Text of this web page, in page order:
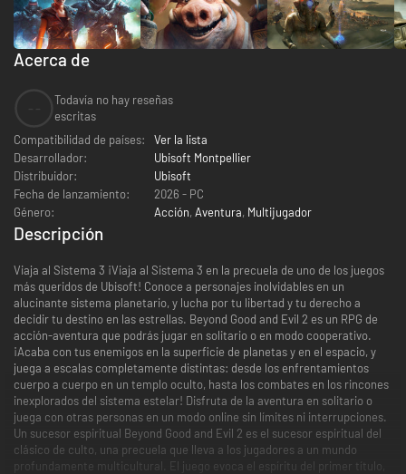
Acerca de
Todavía no hay reseñas
escritas
Compatibilidad de países:
Ver la lista
Desarrollador:
Ubisoft Montpellier
Distribuidor:
Ubisoft
Fecha de lanzamiento:
2026 - PC
Género:
Acción, Aventura, Multijugador
Descripción
Viaja al Sistema 3 ¡Viaja al Sistema 3 en la precuela de uno de los juegos
más queridos de Ubisoft! Conoce a personajes inolvidables en un
alucinante sistema planetario, y lucha por tu libertad y tu derecho a
decidir tu destino en las estrellas. Beyond Good and Evil 2 es un RPG de
acción-aventura que podrás jugar en solitario o en modo cooperativo.
¡Acaba con tus enemigos en la superficie de planetas y en el espacio, y
juega a escalas completamente distintas: desde los enfrentamientos
cuerpo a cuerpo en un templo oculto, hasta los combates en los rincones
inexplorados del sistema estelar! Disfruta de la aventura en solitario o
juega con otras personas en un modo online sin límites ni interrupciones.
Un sucesor espiritual Beyond Good and Evil 2 es el sucesor espiritual del
clásico de culto, una precuela que lleva a los jugadores a un mundo
profundamente multicultural. El juego evoca el espíritu del primer título,